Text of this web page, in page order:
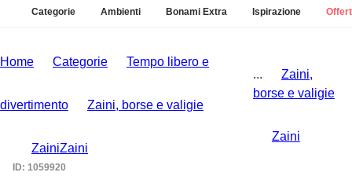
Categorie Ambienti Bonami Extra Ispirazione
Home Categorie Tempo libero e
divertimento Zaini, borse e valigie
ZainiZaini
...
Zaini,
borse e valigie
Zaini
ID: 1059920